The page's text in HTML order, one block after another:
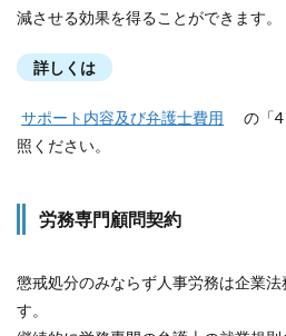
減させる効果を得ることができます。
詳しくは
サポート内容及び弁護士費用
の「4
照ください。
労務専門顧問契約
懲戒処分のみならず人事労務は企業
す。